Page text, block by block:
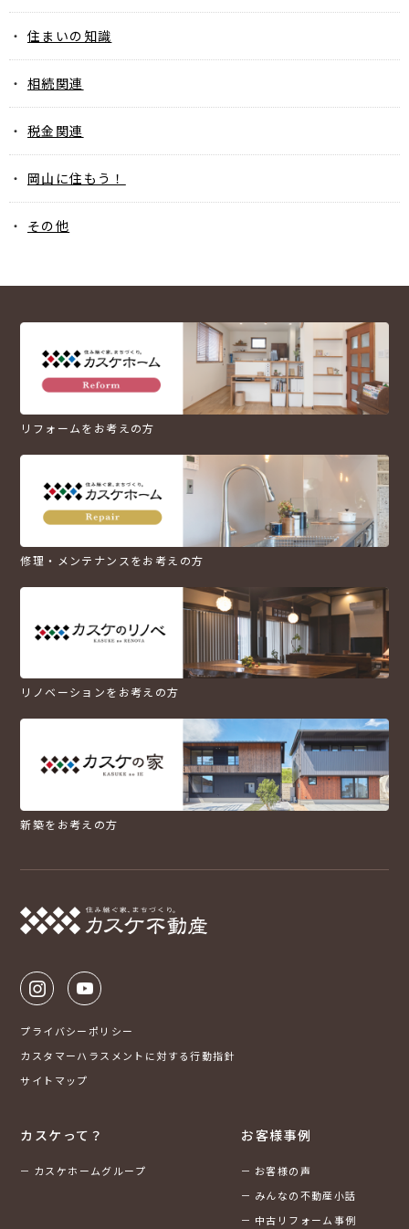
住まいの知識
相続関連
税金関連
岡山に住もう！
その他
リフォームをお考えの方
修理・メンテナンスをお考えの方
リノベーションをお考えの方
新築をお考えの方
プライバシーポリシー
カスタマーハラスメントに対する行動指針
サイトマップ
カスケって？
カスケホームグループ
お客様事例
お客様の声
みんなの不動産小話
中古リフォーム事例